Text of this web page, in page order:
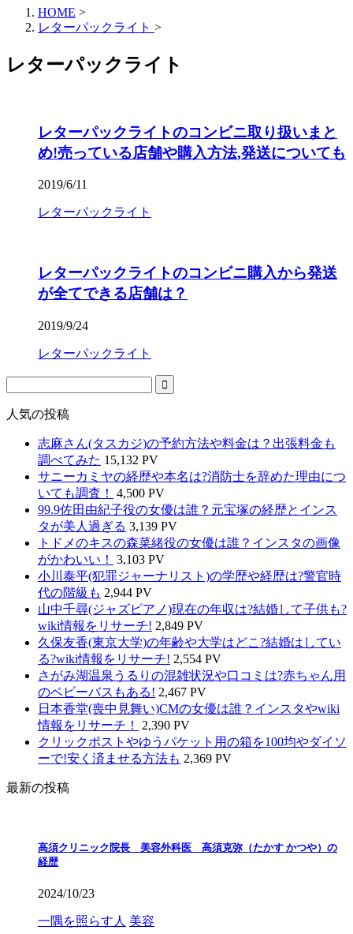
HOME >
レターパックライト >
レターパックライト
レターパックライトのコンビニ取り扱いまと
め!売っている店舗や購入方法,発送についても
2019/6/11
レターパックライト
レターパックライトのコンビニ購入から発送
が全てできる店舗は？
2019/9/24
レターパックライト
人気の投稿
志麻さん(タスカジ)の予約方法や料金は？出張料金も
調べてみた 15,132 PV
サニーカミヤの経歴や本名は?消防士を辞めた理由につ
いても調査！
4,500 PV
99.9佐田由紀子役の女優は誰？元宝塚の経歴とインス
タが美人過ぎる 3,139 PV
トドメのキスの森菜緒役の女優は誰？インスタの画像
がかわいい！
3,103 PV
小川泰平(犯罪ジャーナリスト)の学歴や経歴は?警官時
代の階級も 2,944 PV
山中千尋(ジャズピアノ)現在の年収は?結婚して子供も?
wiki情報をリサーチ! 2,849 PV
久保友香(東京大学)の年齢や大学はどこ?結婚はしてい
る?wiki情報をリサーチ! 2,554 PV
さがみ湖温泉うるりの混雑状況や口コミは?赤ちゃん用
のベビーバスもある! 2,467 PV
日本香堂(喪中見舞い)CMの女優は誰？インスタやwiki
情報をリサーチ！
2,390 PV
クリックポストやゆうパケット用の箱を100均やダイソ
ーで!安く済ませる方法も 2,369 PV
最新の投稿
高須クリニック院長 美容外科医 高須克弥（たかす かつや）の
経歴
2024/10/23
一隅を照らす人 美容